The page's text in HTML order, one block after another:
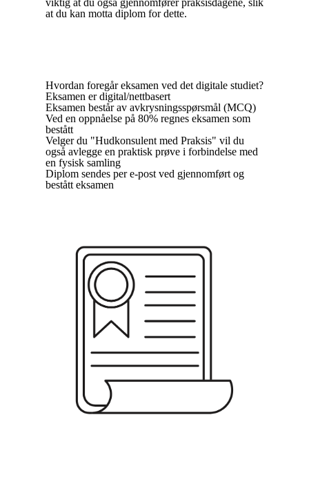
at du kan motta diplom for dette.
Hvordan foregår eksamen ved det digitale studiet?
Eksamen er digital/nettbasert
Eksamen består av avkrysningsspørsmål (MCQ)
Ved en oppnåelse på 80% regnes eksamen som
bestått
Velger du "Hudkonsulent med Praksis" vil du
også avlegge en praktisk prøve i forbindelse med
en fysisk samling
Diplom sendes per e-post ved gjennomført og
bestått eksamen